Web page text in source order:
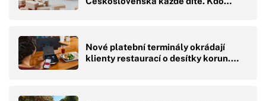
Nové platební terminály okrádají
klienty restaurací o desítky korun.…